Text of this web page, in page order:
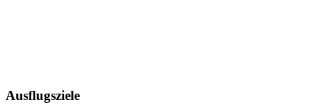
Ausflugsziele